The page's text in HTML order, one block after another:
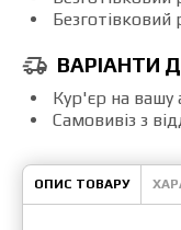
Безготівковий
ВАРІАНТИ
Кур'єр на вашу
Самовивіз з
ОПИС ТОВАРУ